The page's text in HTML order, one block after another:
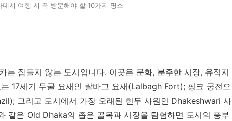
데시 여행 시 꼭 방문해야 할 10가지 명소
는 잠들지 않는 도시입니다. 이곳은 문화, 분주한 시장, 유적지
17세기 무굴 요새인 랄바그 요새(Lalbagh Fort); 핑크 궁전으
그리고 도시에서 가장 오래된 힌두 사원인 Dhakeshwari 사
같은 Old Dhaka의 좁은 골목과 시장을 탐험하면 도시의 풍부